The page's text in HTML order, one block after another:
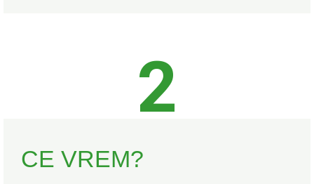
2
CE VREM?